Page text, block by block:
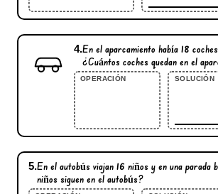
4.En el aparcamiento había 18
¿Cuántos coches quedan en el
OPERACIÓN SOLUCIÓN
5.En el autobús viajan 16 niños y en una parada
niños siguen en el autobús?